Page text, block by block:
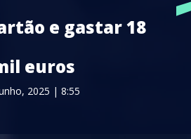
e gastar 18
euros
2025 | 8:55